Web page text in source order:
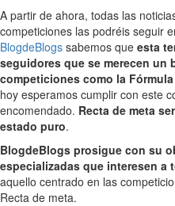
A partir de ahora, todas las
competiciones las podréis seguir
BlogdeBlogs sabemos que esta
seguidores que se merecen un
competiciones como la
hoy esperamos cumplir con este
encomendado. Recta de meta
estado puro.
BlogdeBlogs prosigue con su
especializadas que interesen a
aquello centrado en las
Recta de meta.